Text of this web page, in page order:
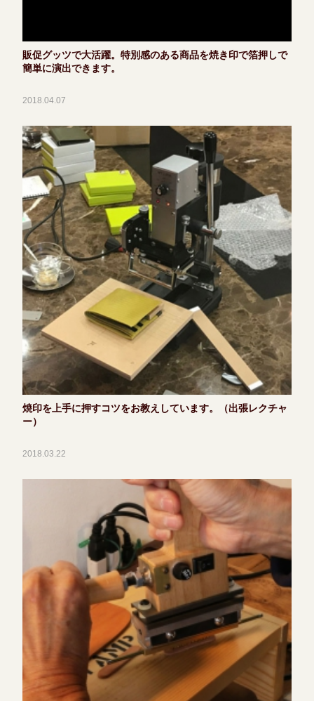
販促グッツで大活躍。特別感のある商品を焼き印で箔押しで
簡単に演出できます。
2018.04.07
焼印を上手に押すコツをお教えしています。（出張レクチャ
ー）
2018.03.22